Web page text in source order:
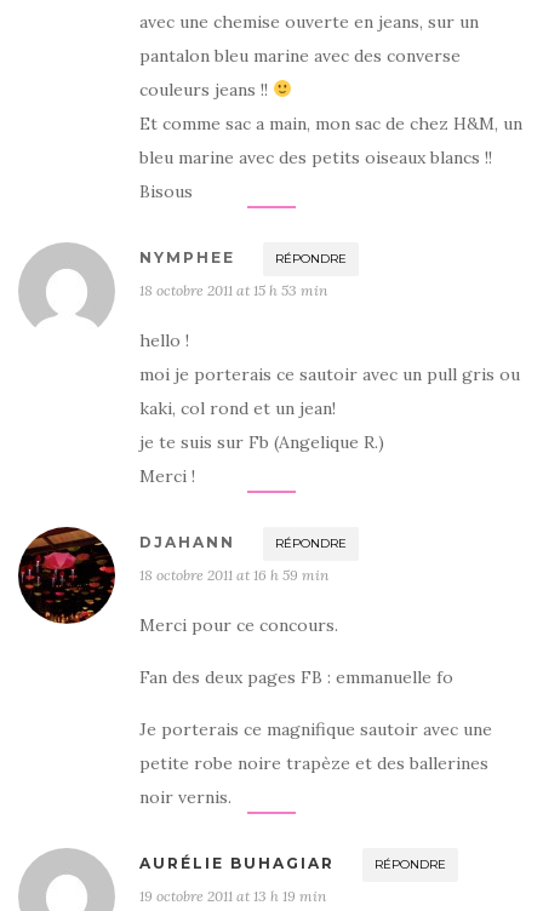
avec une chemise ouverte en jeans, sur un
pantalon bleu marine avec des converse
couleurs jeans !!
Et comme sac a main, mon sac de chez H&M, un
bleu marine avec des petits oiseaux blancs !!
Bisous
NYMPHEE RÉPONDRE
18 octobre 2011 at 15 h 53 min
hello !
moi je porterais ce sautoir avec un pull gris ou
kaki, col rond et un jean!
je te suis sur Fb (Angelique R.)
Merci !
DJAHANN RÉPONDRE
18 octobre 2011 at 16 h 59 min
Merci pour ce concours.
Fan des deux pages FB : emmanuelle fo
Je porterais ce magnifique sautoir avec une
petite robe noire trapèze et des ballerines
noir vernis.
AURÉLIE BUHAGIAR RÉPONDRE
19 octobre 2011 at 13 h 19 min